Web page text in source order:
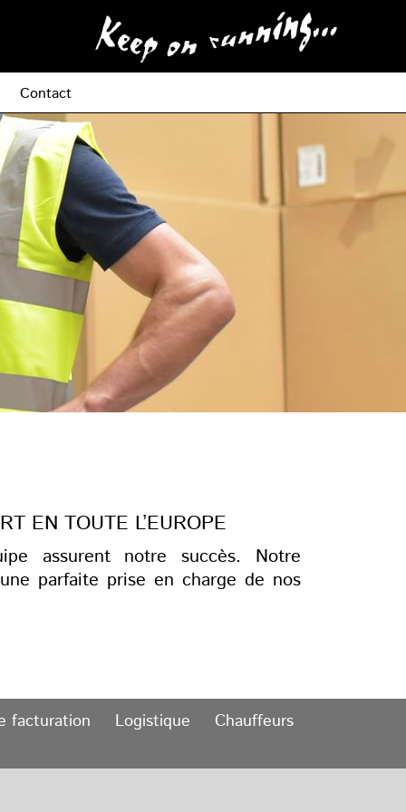
Contact
EN TOUTE L’EUROPE
assurent notre succès. Notre
parfaite prise en charge de nos
facturation Logistique Chauffeurs